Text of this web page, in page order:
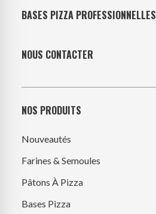
BASES PIZZA PROFESSIONNELLES
NOUS CONTACTER
NOS PRODUITS
Nouveautés
Farines & Semoules
Pâtons À Pizza
Bases Pizza